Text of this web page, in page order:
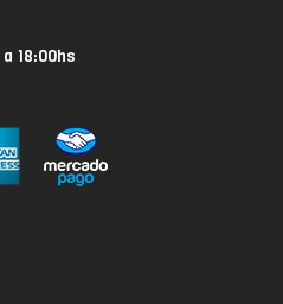
18:00hs